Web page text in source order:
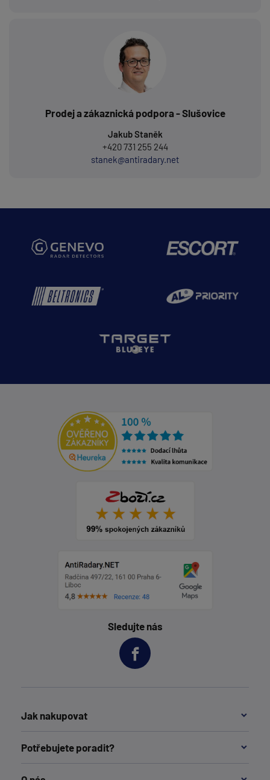
Prodej a zákaznická podpora - Slušovice
Jakub Staněk
+420 731 255 244
stanek@antiradary.net
Sledujte nás
Jak nakupovat
Potřebujete poradit?